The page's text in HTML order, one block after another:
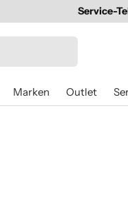
Service-
Marken Outlet